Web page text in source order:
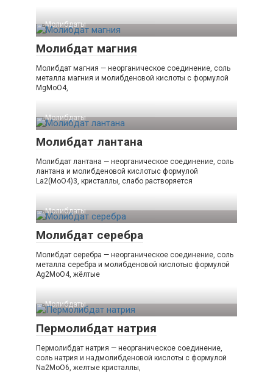
Молибдаты‎
Молибдат магния
Молибдат магния — неорганическое соединение, соль
металла магния и молибденовой кислоты с формулой
MgMoO4,
Молибдаты‎
Молибдат лантана
Молибдат лантана — неорганическое соединение, соль
лантана и молибденовой кислотыс формулой
La2(MoO4)3, кристаллы, слабо растворяется
Молибдаты‎
Молибдат серебра
Молибдат серебра — неорганическое соединение, соль
металла серебра и молибденовой кислотыс формулой
Ag2MoO4, жёлтые
Молибдаты‎
Пермолибдат натрия
Пермолибдат натрия — неорганическое соединение,
соль натрия и надмолибденовой кислоты с формулой
Na2MoO6, желтые кристаллы,